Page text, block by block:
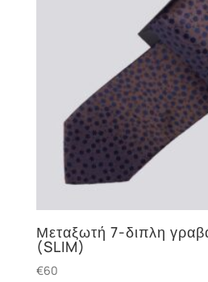
Μεταξωτή 7-διπλη
(SLIM)
€60